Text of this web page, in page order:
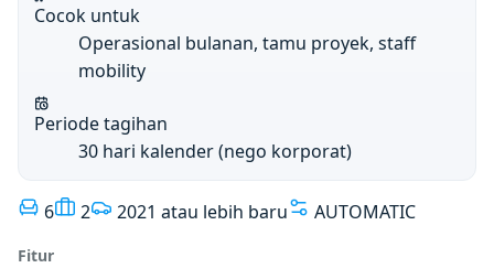
Cocok untuk
Operasional bulanan, tamu proyek, staff
mobility
Periode tagihan
30 hari kalender (nego korporat)
6 2 2021 atau lebih baru AUTOMATIC
Fitur